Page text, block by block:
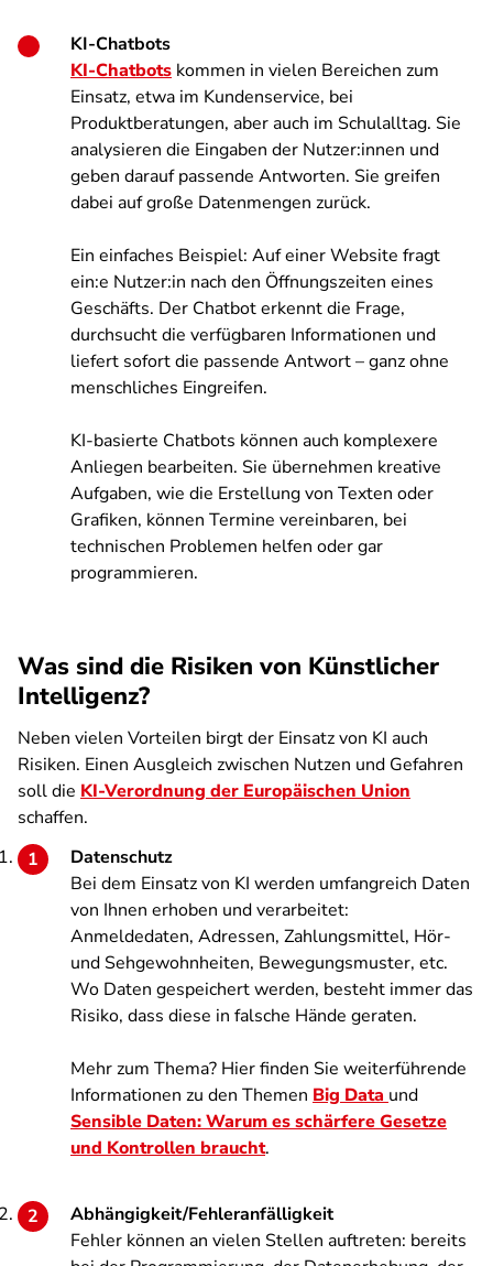
KI-Chatbots
KI-Chatbots kommen in vielen Bereichen zum
Einsatz, etwa im Kundenservice, bei
Produktberatungen, aber auch im Schulalltag. Sie
analysieren die Eingaben der Nutzer:innen und
geben darauf passende Antworten. Sie greifen
dabei auf große Datenmengen zurück.
Ein einfaches Beispiel: Auf einer Website fragt
ein:e Nutzer:in nach den Öffnungszeiten eines
Geschäfts. Der Chatbot erkennt die Frage,
durchsucht die verfügbaren Informationen und
liefert sofort die passende Antwort – ganz ohne
menschliches Eingreifen.
KI-basierte Chatbots können auch komplexere
Anliegen bearbeiten. Sie übernehmen kreative
Aufgaben, wie die Erstellung von Texten oder
Grafiken, können Termine vereinbaren, bei
technischen Problemen helfen oder gar
programmieren.
Was sind die Risiken von Künstlicher
Intelligenz?
Neben vielen Vorteilen birgt der Einsatz von KI auch
Risiken. Einen Ausgleich zwischen Nutzen und Gefahren
soll die KI-Verordnung der Europäischen Union
schaffen.
Datenschutz
Bei dem Einsatz von KI werden umfangreich Daten
von Ihnen erhoben und verarbeitet:
Anmeldedaten, Adressen, Zahlungsmittel, Hör-
und Sehgewohnheiten, Bewegungsmuster, etc.
Wo Daten gespeichert werden, besteht immer das
Risiko, dass diese in falsche Hände geraten.
Mehr zum Thema? Hier finden Sie weiterführende
Informationen zu den Themen Big Data und
Sensible Daten: Warum es schärfere Gesetze
und Kontrollen braucht.
Abhängigkeit/Fehleranfälligkeit
Fehler können an vielen Stellen auftreten: bereits